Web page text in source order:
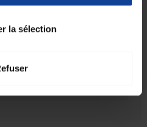
la sélection